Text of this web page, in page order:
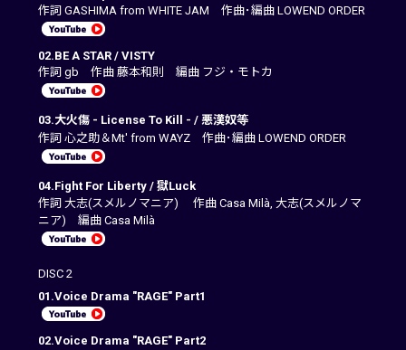
作詞 GASHIMA from WHITE JAM 作曲･編曲 LOWEND ORDER
02.BE A STAR / VISTY
作詞 gb 作曲 藤本和則 編曲 フジ・モトカ
03.大火傷 - License To Kill - / 悪漢奴等
作詞 心之助＆Mt' from WAYZ 作曲･編曲 LOWEND ORDER
04.Fight For Liberty / 獄Luck
作詞 大志(スメルノマニア) 作曲 Casa Milà, 大志(スメルノマ
ニア) 編曲 Casa Milà
DISC 2
01.Voice Drama "RAGE" Part1
02.Voice Drama "RAGE" Part2